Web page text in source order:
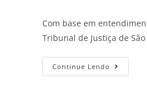
Com base em
Tribunal de Justiça de
Continue Lendo